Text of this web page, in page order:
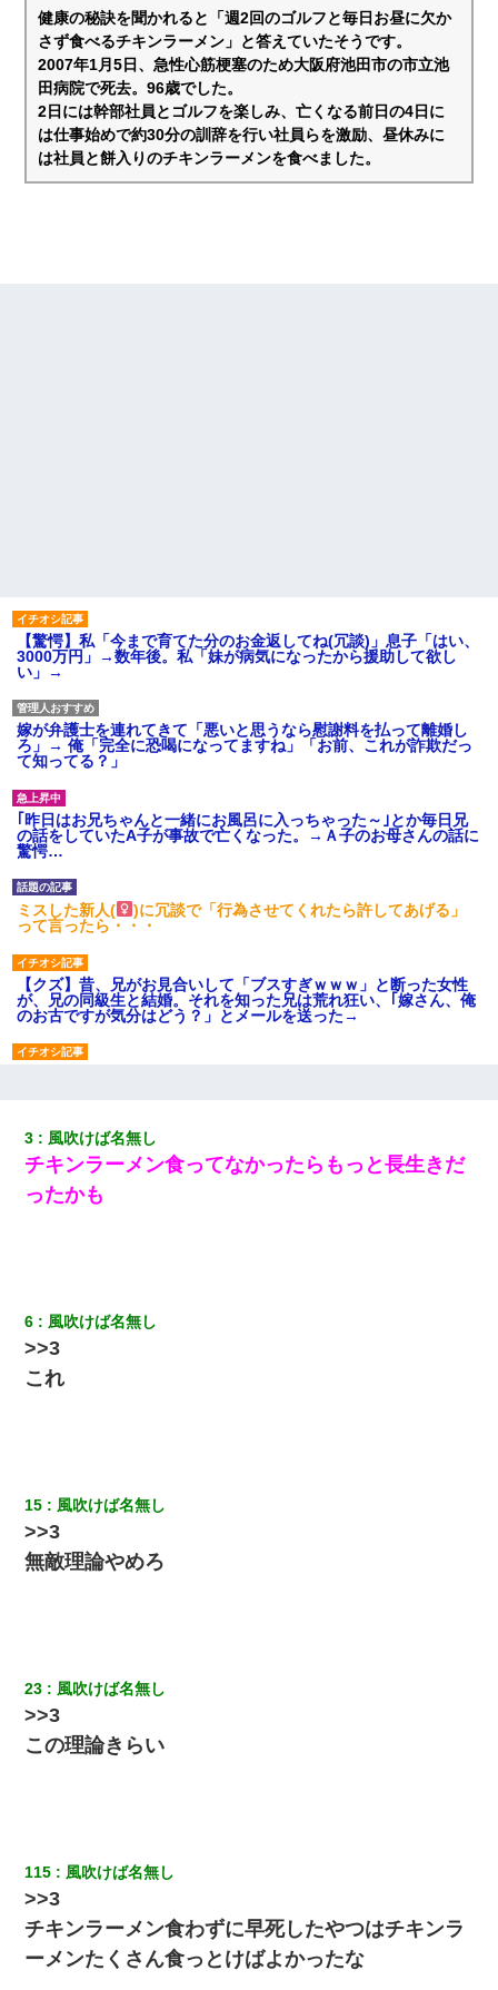
健康の秘訣を聞かれると「週2回のゴルフと毎日お昼に欠か
さず食べるチキンラーメン」と答えていたそうです。
2007年1月5日、急性心筋梗塞のため大阪府池田市の市立池
田病院で死去。96歳でした。
2日には幹部社員とゴルフを楽しみ、亡くなる前日の4日に
は仕事始めで約30分の訓辞を行い社員らを激励、昼休みに
は社員と餅入りのチキンラーメンを食べました。
【驚愕】私「今まで育てた分のお金返してね(冗談)」息子「はい、
3000万円」→数年後。私「妹が病気になったから援助して欲し
い」→
嫁が弁護士を連れてきて「悪いと思うなら慰謝料を払って離婚し
ろ」→ 俺「完全に恐喝になってますね」「お前、これが詐欺だっ
て知ってる？」
｢昨日はお兄ちゃんと一緒にお風呂に入っちゃった～｣とか毎日兄
の話をしていたA子が事故で亡くなった。→Ａ子のお母さんの話に
驚愕…
ミスした新人(
)に冗談で「行為させてくれたら許してあげる」
って言ったら・・・
【クズ】昔、兄がお見合いして「ブスすぎｗｗｗ」と断った女性
が、兄の同級生と結婚。それを知った兄は荒れ狂い、｢嫁さん、俺
のお古ですが気分はどう？」とメールを送った→
新築の家で。クラクラするくらいの「白粉の匂い」が鼻につくも
嫁＆娘「そんな匂いしない…」ある日、友人奥「素敵なアンティ
ークですね！」俺（！？）
32歳ワイ、34歳の可愛い女と付き合うも現実を知ってしまい無事
死亡・・・
食べる量増やすわｗ」→結果ｗｗｗｗｗ
テレワーク上司「会議中はカメラ付けろ！」女社員「え、事前連
【衝撃】職場に入って来た綺麗な新人さんに職場を案内すること
の甲を踏みつけられて…
13歳娘が元嫁のところから逃げてきた。どう扱ったらいいのかわ
からない
彼女との行為を録画した結果→衝撃の事実が判明したｗｗｗｗｗ
3 風吹けば名無し
チキンラーメン食ってなかったらもっと長生きだ
ったかも
6 風吹けば名無し
>>3
これ
15 風吹けば名無し
>>3
無敵理論やめろ
23 風吹けば名無し
>>3
この理論きらい
115 風吹けば名無し
>>3
チキンラーメン食わずに早死したやつはチキンラ
ーメンたくさん食っとけばよかったな